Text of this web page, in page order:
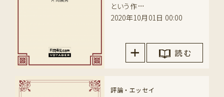
という作…
2020年10月01日 00:00
読 む
評論・エッセイ